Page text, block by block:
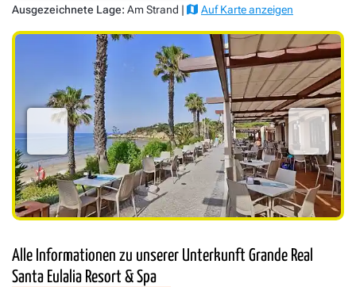
Ausgezeichnete Lage: Am Strand | Auf Karte anzeigen
Alle Informationen zu unserer Unterkunft Grande Real
Santa Eulalia Resort & Spa